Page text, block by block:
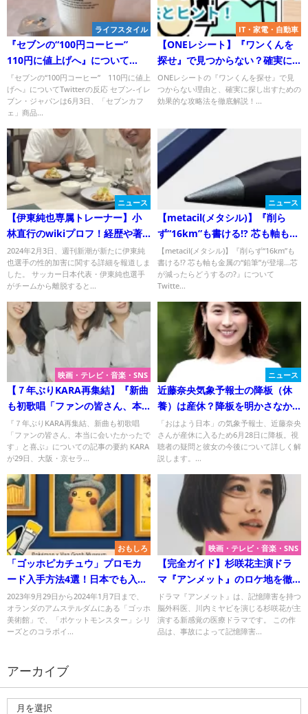
ライフスタイル
『セブンの“100円コーヒー”
110円に値上げへ』について
Twitterの反応
『セブンの“100円コーヒー” 110円に値上
げへ』についてTwitterの反応 セブン‐イレ
ブン・ジャパンは6月3日、「セブンカフ
ェ」商品...
IT・家電・自動車
【ONEレシート】『ワンくんを
探せ』で見つからない？確実に
見つけるための攻略法とヒン
ト！
ONEレシートの『ワンくんを探せ』で見
つからない理由と、確実に探し出すための
効果的な攻略法を徹底解説！...
ニュース
【伊東純也専属トレーナー】小
林直行のwikiプロフ！経歴や著
書！
2024年2月3日、週刊新潮が新たに伊東純
也選手の性的加害に関する詳細を報道しま
した。 サッカー日本代表・伊東純也選手
がチームから離脱すると...
ニュース
【metacil(メタシル)】『削ら
ず“16km”も書ける!? 芯も軸も金
属の“鉛筆”が登場…芯が減ったら
どうするの?』についてTwitter
の反応
【metacil(メタシル)】『削らず“16km”も
書ける!? 芯も軸も金属の“鉛筆”が登場…芯
が減ったらどうするの?』について
Twitte...
映画・テレビ・音楽・SNS
【７年ぶりKARA再集結】『新曲
も初歌唱「ファンの皆さん、本
当に会いたかったです」と喜
ぶ』についてTwitterの反応
『７年ぶりKARA再集結、新曲も初歌唱
「ファンの皆さん、本当に会いたかったで
す」と喜ぶ』についての記事の要約 KARA
が29日、大阪・京セラ...
ニュース
近藤奈央気象予報士の降板（休
養）は産休？降板を明かさなか
った理由は？
「おはよう日本」の気象予報士、近藤奈央
さんが産休に入るため6月28日に降板。視
聴者の疑問と彼女の今後について詳しく解
説します。...
おもしろ
「ゴッホピカチュウ」プロモカ
ード入手方法4選！日本でも入手
可能！＜ポケモン ゴッホ美術館
＞
2023年9月29日から2024年1月7日まで、
オランダのアムステルダムにある「ゴッホ
美術館」で、「ポケットモンスター」シリ
ーズとのコラボイ...
映画・テレビ・音楽・SNS
【完全ガイド】杉咲花主演ドラ
マ『アンメット』のロケ地を徹
底解説！
ドラマ『アンメット』は、記憶障害を持つ
脳外科医、川内ミヤビを演じる杉咲花が主
演する新感覚の医療ドラマです。 この作
品は、事故によって記憶障害...
アーカイブ